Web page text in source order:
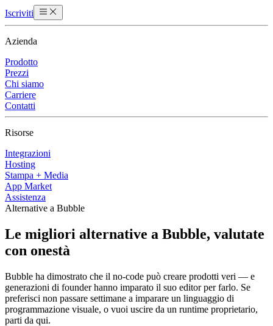
Iscriviti
Azienda
Prodotto
Prezzi
Chi siamo
Carriere
Contatti
Risorse
Integrazioni
Hosting
Stampa + Media
App Market
Assistenza
Alternative a Bubble
Le migliori alternative a Bubble, valutate
con onestà
Bubble ha dimostrato che il no-code può creare prodotti veri — e
generazioni di founder hanno imparato il suo editor per farlo. Se
preferisci non passare settimane a imparare un linguaggio di
programmazione visuale, o vuoi uscire da un runtime proprietario,
parti da qui.